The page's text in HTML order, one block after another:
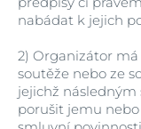
nabádat k jejich
2) Organizátor má
soutěže nebo ze
jejichž
porušit jemu